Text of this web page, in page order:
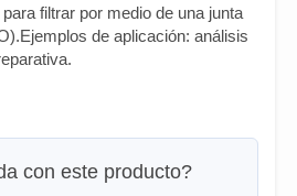
filtrar por medio de una junta
de aplicación: análisis
con este producto?